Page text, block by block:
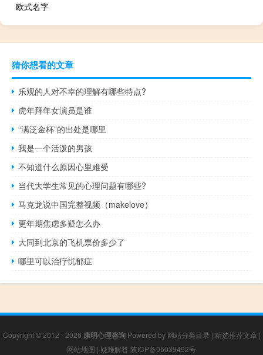
欧式名字
猜你想看的文章
乐观的人对不幸的理解有哪些特点?
虎年拜年女演员是谁
“满泛金杯”的出处是哪里
我是一个活泼的男孩
不知道什么原因心里难受
当代大学生常见的心理问题有哪些?
马克龙说中国完整视频（makelove）
更年期焦虑多疑怎么办
大同到北京的飞机票价多少了
哪里可以治疗忧郁症
Copyright © 2012 - 2026 康明心理咨询Powered by 网站分类目录 | 精选推荐文章 |
网站地图 | 疑难解答 陕ICP备05039492号